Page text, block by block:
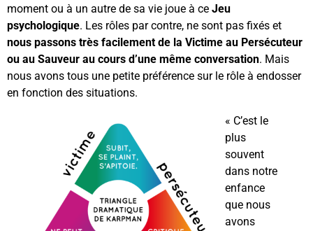
moment ou à un autre de sa vie joue à ce Jeu
psychologique. Les rôles par contre, ne sont pas fixés et
nous passons très facilement de la Victime au Persécuteur
ou au Sauveur au cours d’une même conversation. Mais
nous avons tous une petite préférence sur le rôle à endosser
en fonction des situations.
« C’est le
plus
souvent
dans notre
enfance
que nous
avons